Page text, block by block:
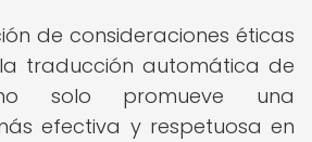
de consideraciones éticas
traducción automática de
solo promueve una
efectiva y respetuosa en